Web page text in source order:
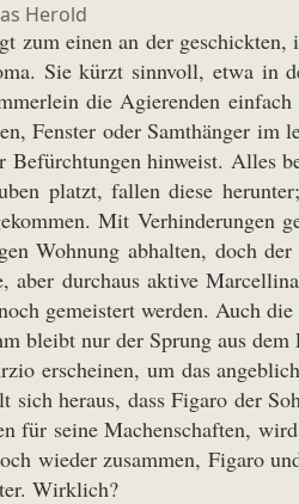
Herold
zum einen an der geschickten,
Sie kürzt sinnvoll, etwa in
die Agierenden
Fenster oder Samthänger im
hinweist. Alles
platzt, fallen diese
Mit Verhinderungen
Wohnung abhalten, doch
aber durchaus aktive
gemeistert werden. Auch
bleibt nur der Sprung aus dem
erscheinen, um das
heraus, dass Figaro der
für seine Machenschaften,
wieder zusammen, Figaro
Wirklich?